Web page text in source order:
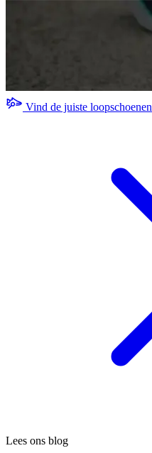
Vind de juiste loopschoenen
Lees ons blog